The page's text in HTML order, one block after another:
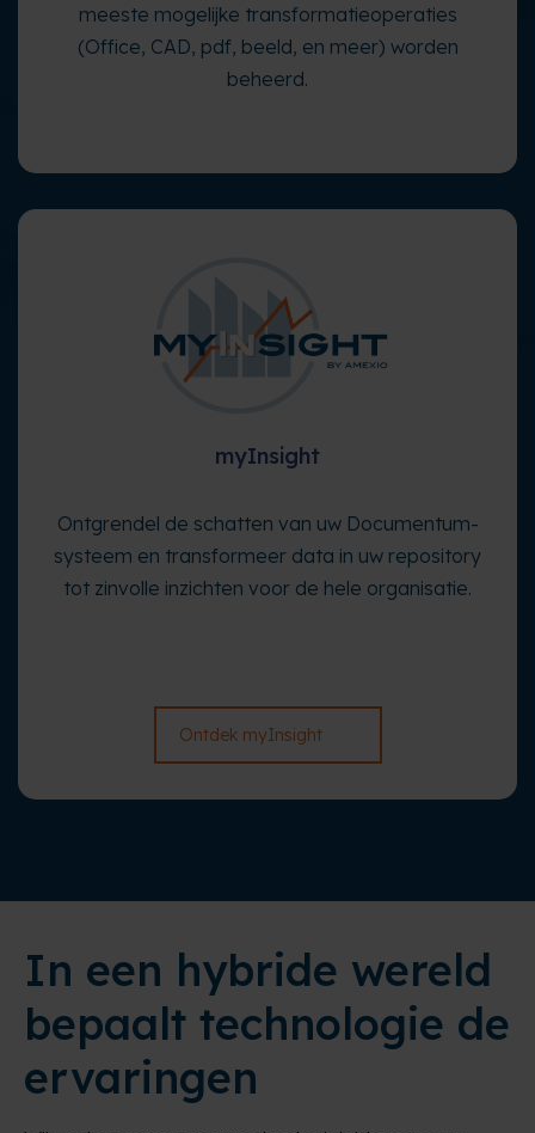
meeste mogelijke transformatieoperaties
(Office, CAD, pdf, beeld, en meer) worden
beheerd.
myInsight
Ontgrendel de schatten van uw Documentum-
systeem en transformeer data in uw repository
tot zinvolle inzichten voor de hele organisatie.
Ontdek myInsight
In een hybride wereld
bepaalt technologie de
ervaringen